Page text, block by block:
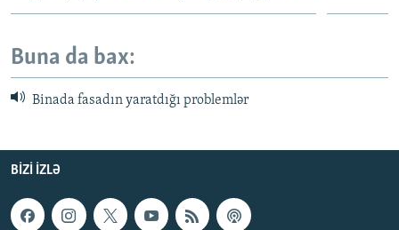
Buna da bax:
Binada fasadın yaratdığı problemlər
BIZI IZLƏ